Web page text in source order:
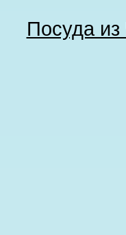
Посуда из